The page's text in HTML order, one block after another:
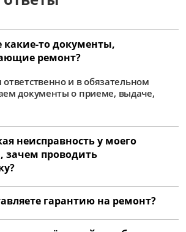
то документы,
ремонт?
и в обязательном
документы о приеме, выдаче,
неисправность у моего
зачем проводить
гарантию на ремонт?